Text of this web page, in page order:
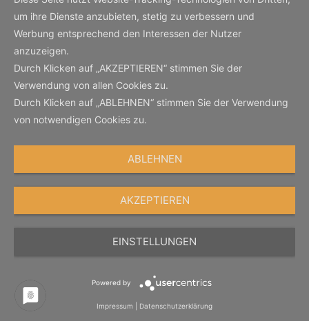
um ihre Dienste anzubieten, stetig zu verbessern und
Werbung entsprechend den Interessen der Nutzer
anzuzeigen.
Durch Klicken auf „AKZEPTIEREN“ stimmen Sie der
Verwendung von allen Cookies zu.
Durch Klicken auf „ABLEHNEN“ stimmen Sie der Verwendung
von notwendigen Cookies zu.
ABLEHNEN
AKZEPTIEREN
EINSTELLUNGEN
Powered by
Impressum Datenschutzerklärung